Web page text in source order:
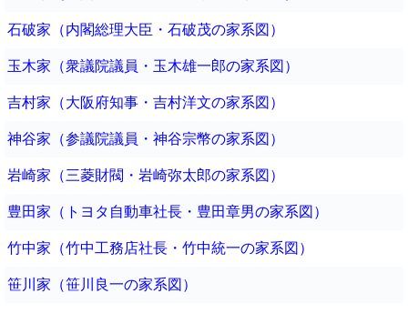
石破家（内閣総理大臣・石破茂の家系図）
玉木家（衆議院議員・玉木雄一郎の家系図）
吉村家（大阪府知事・吉村洋文の家系図）
神谷家（参議院議員・神谷宗幣の家系図）
岩崎家（三菱財閥・岩崎弥太郎の家系図）
豊田家（トヨタ自動車社長・豊田章男の家系図）
竹中家（竹中工務店社長・竹中統一の家系図）
笹川家（笹川良一の家系図）